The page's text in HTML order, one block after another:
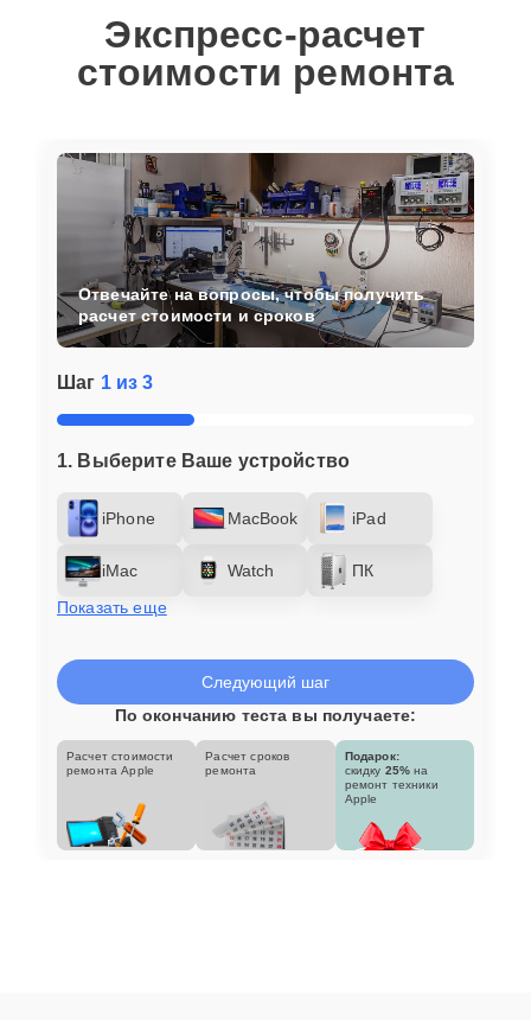
Экспресс-расчет
стоимости ремонта
Шаг 1 из 3
1. Выберите Ваше устройство
iPhone MacBook iPad
iMac Watch
ПК
Показать еще
Отвечайте на вопросы, чтобы получить
расчет стоимости и сроков
Следующий шаг
По окончанию теста вы получаете:
Расчет стоимости
ремонта Apple
Расчет сроков
ремонта
Подарок:
скидку 25% на
ремонт техники
Apple